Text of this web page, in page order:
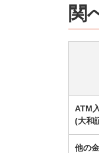
関
ATM
(大和
他の